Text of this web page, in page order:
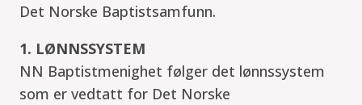
Det Norske Baptistsamfunn.
1. LØNNSSYSTEM
NN Baptistmenighet følger det lønnssystem
som er vedtatt for Det Norske